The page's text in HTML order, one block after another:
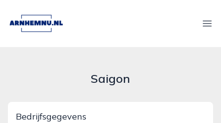
arnhemnu.nl
Saigon
Bedrijfsgegevens